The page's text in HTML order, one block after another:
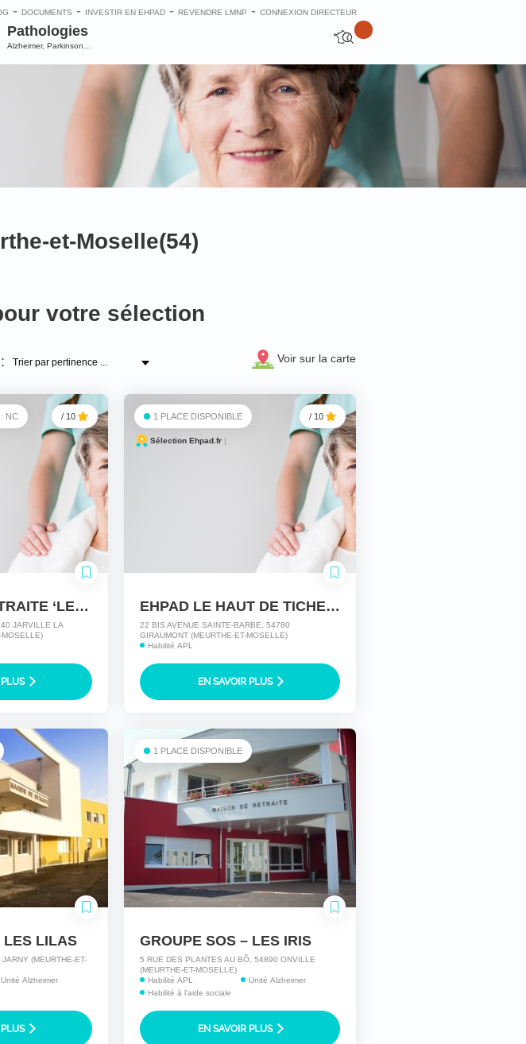
- DOCUMENTS - INVESTIR EN EHPAD- REVENDRE LMNP - CONNEXION DIRECTEUR
Pathologies
Alzheimer, Parkinson…
et-Moselle(54)
votre sélection
Voir sur la carte
NC / 10
MAISON DE RETRAITE ‘LE HAUT DU BOIS’
JARVILLE LA
MOSELLE)
PLUS
1 PLACE DISPONIBLE / 10
Sélection Ehpad.fr |
EHPAD LE HAUT DE TICHEMONT
22 BIS AVENUE SAINTE-BARBE, 54780
GIRAUMONT (MEURTHE-ET-MOSELLE)
Habilité APL
EN SAVOIR PLUS
LES LILAS
(MEURTHE-ET-
Unité Alzheimer
PLUS
1 PLACE DISPONIBLE
GROUPE SOS – LES IRIS
5 RUE DES PLANTES AU BÔ, 54890 ONVILLE
(MEURTHE-ET-MOSELLE)
Habilité APL
Habilité à l'aide sociale
Unité Alzheimer
EN SAVOIR PLUS